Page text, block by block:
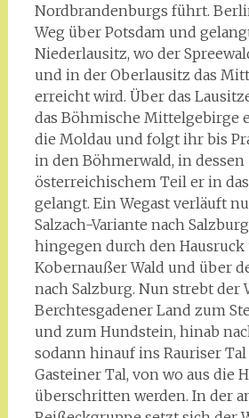
Nordbrandenburgs führt.
Weg über Potsdam und
Niederlausitz, wo der
und in der Oberlausitz das
erreicht wird. Über das
das Böhmische Mittelgebirge
die Moldau und folgt ihr bis
in den Böhmerwald, in dessen
österreichischem Teil er in
gelangt. Ein Wegast verläuft
Salzach-Variante nach
hingegen durch den Hausruck
Kobernaußer Wald und über
nach Salzburg. Nun strebt der
Berchtesgadener Land zum
und zum Hundstein, hinab
sodann hinauf ins Rauriser
Gasteiner Tal, von wo aus die
überschritten werden. In der